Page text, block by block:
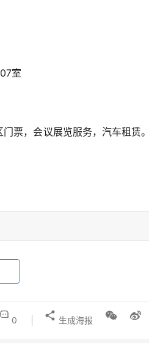
室
票，会议展览服务，汽车租赁
0 生成海报